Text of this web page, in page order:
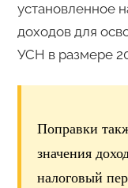
установленное
доходов для
УСН в размере
Поправки
значения
налоговый